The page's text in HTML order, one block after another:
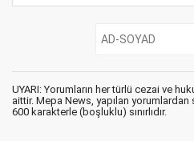
UYARI: Yorumların her türlü cezai ve
aittir. Mepa News, yapılan
600 karakterle (boşluklu) sınırlıdır.